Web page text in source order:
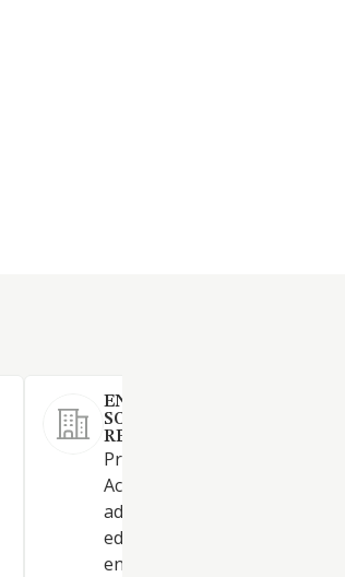
ENGLISH SKILLS ACADEMY
SOCIEDAD DE
RESPONSABILIDAD
Prestación de servicios.
Actividades de gestión y
administración. Servicios
educativos, sanitarios, de
entretenimiento.